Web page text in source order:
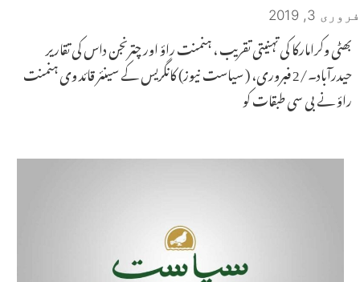
فروری 3, 2019
بھٹی وکرامارکا کی تہنیتی تقریب ، ہنمنت راؤ اور چترنجن داس کی تقاریر
حیدرآباد۔/2 فبروری، ( سیاست نیوز) کانگریس کے سینئر قائد وی ہنمنت
راؤ نے بی سی طبقات کو